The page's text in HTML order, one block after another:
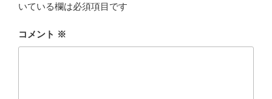
いている欄は必須項目です
コメント ※